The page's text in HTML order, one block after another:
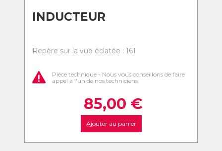
INDUCTEUR
Repère sur la vue éclatée : 161
Pièce technique - Nous vous conseillons de faire
appel à l'un de nos techniciens
85,00 €
Ajouter au panier